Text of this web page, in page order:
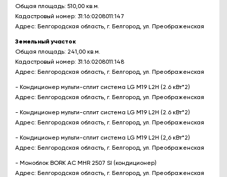
Общая площадь: 510,00 кв.м.
Кадастровый номер: 31:16:0208011:147
Адрес: Белгородская область, г. Белгород, ул. Преображенская
Земельный участок
Общая площадь: 241,00 кв.м.
Кадастровый номер: 31:16:0208011:148
Адрес: Белгородская область, г. Белгород, ул. Преображенская
- Кондиционер мульти-сплит система LG M19 L2H (2.6 кВт*2)
Адрес: Белгородская область, г. Белгород, ул. Преображенская
- Кондиционер мульти-сплит система LG M19 L2H (2.6 кВт*2)
Адрес: Белгородская область, г. Белгород, ул. Преображенская
- Кондиционер мульти-сплит система LG M19 L2H (2,6 кВт*2)
Адрес: Белгородская область, г. Белгород, ул. Преображенская
- Моноблок BORK AC MHR 2507 SI (кондиционер)
Адрес: Белгородская область, г. Белгород, ул. Преображенская